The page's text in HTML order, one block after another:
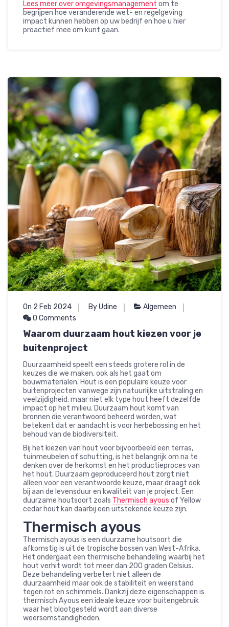
Lees meer over omgevingsmanagement om te
begrijpen hoe veranderende wet- en regelgeving
impact kunnen hebben op uw bedrijf en hoe u hier
proactief mee om kunt gaan.
On 2 Feb 2024 By Udine
Algemeen
0 Comments
Waarom duurzaam hout kiezen voor je
buitenproject
Duurzaamheid speelt een steeds grotere rol in de
keuzes die we maken, ook als het gaat om
bouwmaterialen. Hout is een populaire keuze voor
buitenprojecten vanwege zijn natuurlijke uitstraling en
veelzijdigheid, maar niet elk type hout heeft dezelfde
impact op het milieu. Duurzaam hout komt van
bronnen die verantwoord beheerd worden, wat
betekent dat er aandacht is voor herbebossing en het
behoud van de biodiversiteit.
Bij het kiezen van hout voor bijvoorbeeld een terras,
tuinmeubelen of schutting, is het belangrijk om na te
denken over de herkomst en het productieproces van
het hout. Duurzaam geproduceerd hout zorgt niet
alleen voor een verantwoorde keuze, maar draagt ook
bij aan de levensduur en kwaliteit van je project. Een
duurzame houtsoort zoals Thermisch ayous of Yellow
cedar hout kan daarbij een uitstekende keuze zijn.
Thermisch ayous
Thermisch ayous is een duurzame houtsoort die
afkomstig is uit de tropische bossen van West-Afrika.
Het ondergaat een thermische behandeling waarbij het
hout verhit wordt tot meer dan 200 graden Celsius.
Deze behandeling verbetert niet alleen de
duurzaamheid maar ook de stabiliteit en weerstand
tegen rot en schimmels. Dankzij deze eigenschappen is
thermisch Ayous een ideale keuze voor buitengebruik
waar het blootgesteld wordt aan diverse
weersomstandigheden.